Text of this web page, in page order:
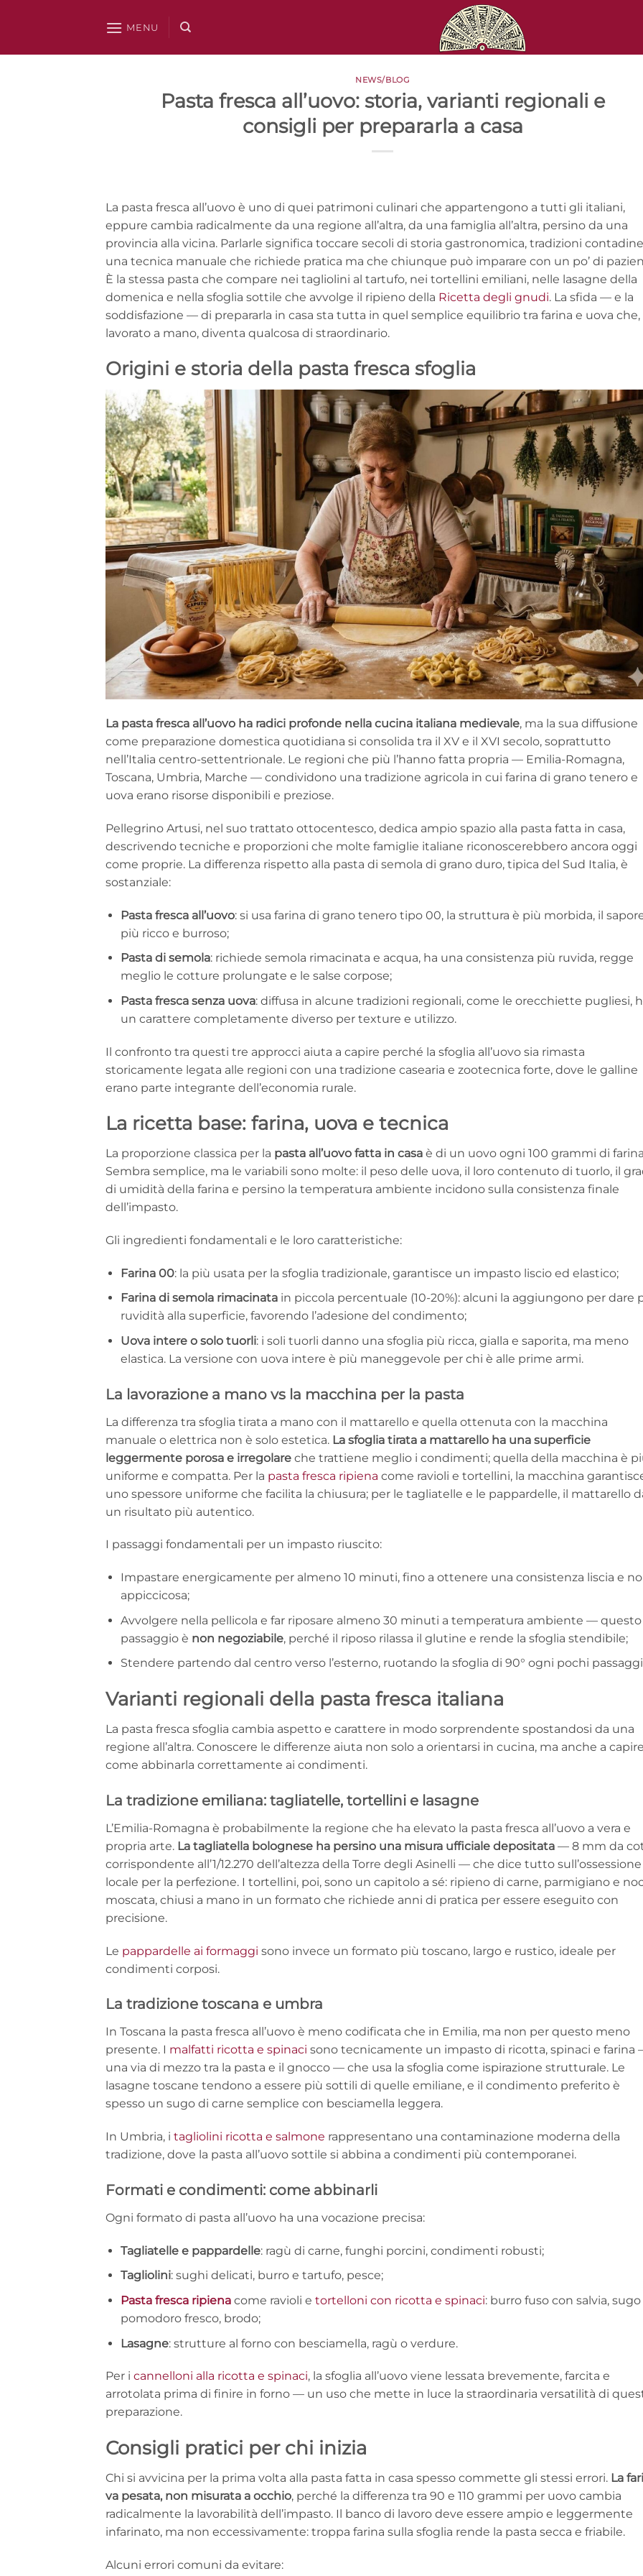
MENU
NEWS/BLOG
Pasta fresca all’uovo: storia, varianti regionali e
consigli per prepararla a casa
La pasta fresca all’uovo è uno di quei patrimoni culinari che appartengono a tutti gli italiani,
eppure cambia radicalmente da una regione all’altra, da una famiglia all’altra, persino da una
provincia alla vicina. Parlarle significa toccare secoli di storia gastronomica, tradizioni
una tecnica manuale che richiede pratica ma che chiunque può imparare con un po’ di
È la stessa pasta che compare nei tagliolini al tartufo, nei tortellini emiliani, nelle lasagne della
domenica e nella sfoglia sottile che avvolge il ripieno della Ricetta degli gnudi. La sfida — e la
soddisfazione — di prepararla in casa sta tutta in quel semplice equilibrio tra farina e uova che,
lavorato a mano, diventa qualcosa di straordinario.
Origini e storia della pasta fresca sfoglia
La pasta fresca all’uovo ha radici profonde nella cucina italiana medievale, ma la sua diffusione
come preparazione domestica quotidiana si consolida tra il XV e il XVI secolo, soprattutto
nell’Italia centro-settentrionale. Le regioni che più l’hanno fatta propria — Emilia-Romagna,
Toscana, Umbria, Marche — condividono una tradizione agricola in cui farina di grano tenero e
uova erano risorse disponibili e preziose.
Pellegrino Artusi, nel suo trattato ottocentesco, dedica ampio spazio alla pasta fatta in casa,
descrivendo tecniche e proporzioni che molte famiglie italiane riconoscerebbero ancora oggi
come proprie. La differenza rispetto alla pasta di semola di grano duro, tipica del Sud Italia, è
sostanziale:
Pasta fresca all’uovo: si usa farina di grano tenero tipo 00, la struttura è più morbida, il
più ricco e burroso;
Pasta di semola: richiede semola rimacinata e acqua, ha una consistenza più ruvida, regge
meglio le cotture prolungate e le salse corpose;
Pasta fresca senza uova: diffusa in alcune tradizioni regionali, come le orecchiette pugliesi,
un carattere completamente diverso per texture e utilizzo.
Il confronto tra questi tre approcci aiuta a capire perché la sfoglia all’uovo sia rimasta
storicamente legata alle regioni con una tradizione casearia e zootecnica forte, dove le galline
erano parte integrante dell’economia rurale.
La ricetta base: farina, uova e tecnica
La proporzione classica per la pasta all’uovo fatta in casa è di un uovo ogni 100 grammi di
Sembra semplice, ma le variabili sono molte: il peso delle uova, il loro contenuto di tuorlo, il
di umidità della farina e persino la temperatura ambiente incidono sulla consistenza finale
dell’impasto.
Gli ingredienti fondamentali e le loro caratteristiche:
Farina 00: la più usata per la sfoglia tradizionale, garantisce un impasto liscio ed elastico;
Farina di semola rimacinatain piccola percentuale (10-20%): alcuni la aggiungono per dare
ruvidità alla superficie, favorendo l’adesione del condimento;
Uova intere o solo tuorli: i soli tuorli danno una sfoglia più ricca, gialla e saporita, ma meno
elastica. La versione con uova intere è più maneggevole per chi è alle prime armi.
La lavorazione a mano vs la macchina per la pasta
La differenza tra sfoglia tirata a mano con il mattarello e quella ottenuta con la macchina
manuale o elettrica non è solo estetica. La sfoglia tirata a mattarello ha una superficie
leggermente porosa e irregolare che trattiene meglio i condimenti; quella della macchina è
uniforme e compatta. Per la pasta fresca ripiena come ravioli e tortellini, la macchina
uno spessore uniforme che facilita la chiusura; per le tagliatelle e le pappardelle, il mattarello
un risultato più autentico.
I passaggi fondamentali per un impasto riuscito:
Impastare energicamente per almeno 10 minuti, fino a ottenere una consistenza liscia e
appiccicosa;
Avvolgere nella pellicola e far riposare almeno 30 minuti a temperatura ambiente — questo
passaggio è non negoziabile, perché il riposo rilassa il glutine e rende la sfoglia stendibile;
Stendere partendo dal centro verso l’esterno, ruotando la sfoglia di 90° ogni pochi
Varianti regionali della pasta fresca italiana
La pasta fresca sfoglia cambia aspetto e carattere in modo sorprendente spostandosi da una
regione all’altra. Conoscere le differenze aiuta non solo a orientarsi in cucina, ma anche a capire
come abbinarla correttamente ai condimenti.
La tradizione emiliana: tagliatelle, tortellini e lasagne
L’Emilia-Romagna è probabilmente la regione che ha elevato la pasta fresca all’uovo a vera e
propria arte. La tagliatella bolognese ha persino una misura ufficiale depositata — 8 mm da
corrispondente all’1/12.270 dell’altezza della Torre degli Asinelli — che dice tutto sull’ossessione
locale per la perfezione. I tortellini, poi, sono un capitolo a sé: ripieno di carne, parmigiano e
moscata, chiusi a mano in un formato che richiede anni di pratica per essere eseguito con
precisione.
Le pappardelle ai formaggi sono invece un formato più toscano, largo e rustico, ideale per
condimenti corposi.
La tradizione toscana e umbra
In Toscana la pasta fresca all’uovo è meno codificata che in Emilia, ma non per questo meno
presente. I malfatti ricotta e spinaci sono tecnicamente un impasto di ricotta, spinaci e farina
una via di mezzo tra la pasta e il gnocco — che usa la sfoglia come ispirazione strutturale. Le
lasagne toscane tendono a essere più sottili di quelle emiliane, e il condimento preferito è
spesso un sugo di carne semplice con besciamella leggera.
In Umbria, i tagliolini ricotta e salmone rappresentano una contaminazione moderna della
tradizione, dove la pasta all’uovo sottile si abbina a condimenti più contemporanei.
Formati e condimenti: come abbinarli
Ogni formato di pasta all’uovo ha una vocazione precisa:
Tagliatelle e pappardelle: ragù di carne, funghi porcini, condimenti robusti;
Tagliolini: sughi delicati, burro e tartufo, pesce;
Pasta fresca ripienacome ravioli e tortelloni con ricotta e spinaci: burro fuso con salvia,
pomodoro fresco, brodo;
Lasagne: strutture al forno con besciamella, ragù o verdure.
Per i cannelloni alla ricotta e spinaci, la sfoglia all’uovo viene lessata brevemente, farcita e
arrotolata prima di finire in forno — un uso che mette in luce la straordinaria versatilità di
preparazione.
Consigli pratici per chi inizia
Chi si avvicina per la prima volta alla pasta fatta in casa spesso commette gli stessi errori. La
va pesata, non misurata a occhio, perché la differenza tra 90 e 110 grammi per uovo cambia
radicalmente la lavorabilità dell’impasto. Il banco di lavoro deve essere ampio e leggermente
infarinato, ma non eccessivamente: troppa farina sulla sfoglia rende la pasta secca e friabile.
Alcuni errori comuni da evitare: